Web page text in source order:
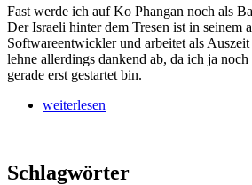
Fast werde ich auf Ko Phangan noch als
Der Israeli hinter dem Tresen ist in seinem
Softwareentwickler und arbeitet als
lehne allerdings dankend ab, da ich ja
gerade erst gestartet bin.
weiterlesen
Schlagwörter